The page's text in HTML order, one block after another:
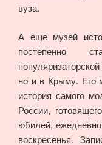
вуза.
А еще музей
постепенно
но и в Крыму. Его
история самого
России,
юбилей,
воскресенья.